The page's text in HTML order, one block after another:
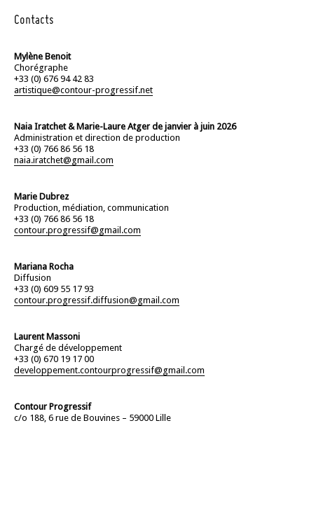
Contacts
Mylène Benoit
Chorégraphe
+33 (0) 676 94 42 83
artistique@contour-progressif.net
Naia Iratchet & Marie-Laure Atger de janvier à juin 2026
Administration et direction de production
+33 (0) 766 86 56 18
naia.iratchet@gmail.com
Marie Dubrez
Production, médiation, communication
+33 (0) 766 86 56 18
contour.progressif@gmail.com
Mariana Rocha
Diffusion
+33 (0) 609 55 17 93
contour.progressif.diffusion@gmail.com
Laurent Massoni
Chargé de développement
+33 (0) 670 19 17 00
developpement.contourprogressif@gmail.com
Contour Progressif
c/o 188, 6 rue de Bouvines – 59000 Lille